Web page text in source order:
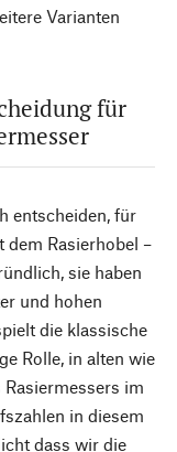
Varianten
für
entscheiden, für
Rasierhobel –
sie haben
und hohen
die klassische
Rolle, in alten wie
im
in diesem
dass wir die